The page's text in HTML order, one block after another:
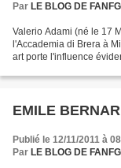
Par LE BLOG DE FANFG
Valerio Adami (né le 17
l'Accademia di Brera à
art porte l'influence
EMILE
Publié le 12/11/2011 à
Par LE BLOG DE FANFG